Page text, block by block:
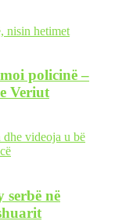
policinë –
Veriut
serbë në